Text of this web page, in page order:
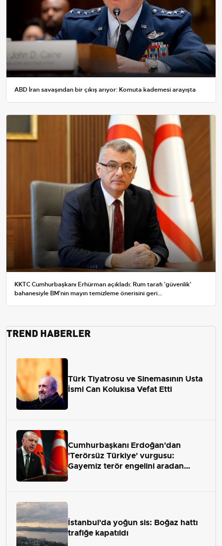
ABD İran savaşından bir çıkış arıyor: Komuta kademesi arayışta
KKTC Cumhurbaşkanı Erhürman açıkladı: Rum tarafı 'güvenlik'
bahanesiyle BM'nin mayın temizleme önerisini geri...
TREND HABERLER
Türk Tiyatrosu ve Sinemasının Usta
İsmi Can Kolukısa Vefat Etti
Cumhurbaşkanı Erdoğan'dan
'Terörsüz Türkiye' vurgusu:
Gayemiz terör engelini aradan
İstanbul'da yoğun sis: Boğaz hattı
trafiğe kapatıldı